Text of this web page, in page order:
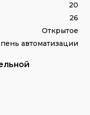
20
26
Открытое
автоматизации